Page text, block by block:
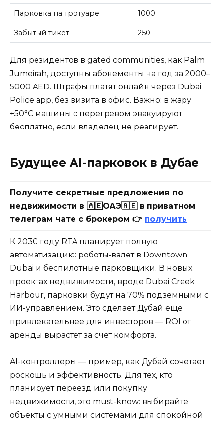
Парковка на тротуаре 1000
Забытый тикет 250
Для резидентов в gated communities, как Palm
Jumeirah, доступны абонементы на год за 2000–
5000 AED. Штрафы платят онлайн через Dubai
Police app, без визита в офис. Важно: в жару
+50°C машины с перегревом эвакуируют
бесплатно, если владелец не реагирует.
Будущее AI-парковок в Дубае
Получите секретные предложения по
недвижимости в 🇦🇪ОАЭ🇦🇪 в приватном
телеграм чате с брокером 👉 получить
К 2030 году RTA планирует полную
автоматизацию: роботы-валет в Downtown
Dubai и беспилотные парковщики. В новых
проектах недвижимости, вроде Dubai Creek
Harbour, парковки будут на 70% подземными с
ИИ-управлением. Это сделает Дубай еще
привлекательнее для инвесторов — ROI от
аренды вырастет за счет комфорта.
AI-контроллеры — пример, как Дубай сочетает
роскошь и эффективность. Для тех, кто
планирует переезд или покупку
недвижимости, это must-know: выбирайте
объекты с умными системами для спокойной